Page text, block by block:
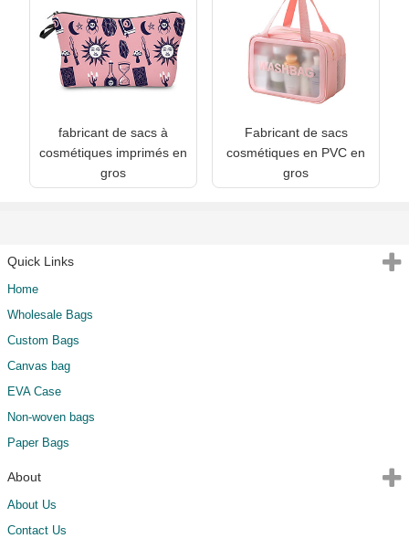
fabricant de sacs à
cosmétiques imprimés en
gros
Fabricant de sacs
cosmétiques en PVC en
gros
Quick Links
Home
Wholesale Bags
Custom Bags
Canvas bag
EVA Case
Non-woven bags
Paper Bags
About
About Us
Contact Us